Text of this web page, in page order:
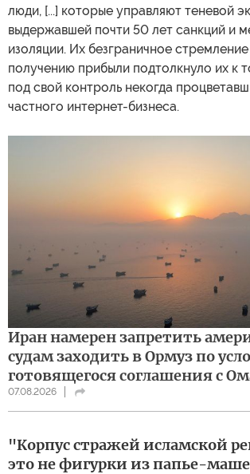
люди, [...] которые управляют теневой
выдержавшей почти 50 лет санкций и
изоляции. Их безграничное
получению прибыли подтолкнуло их к
под свой контроль некогда
частного интернет-бизнеса.
Иран намерен запретить
судам заходить в Ормуз по
готовящегося соглашения с
07.08.2026
"Корпус стражей исламской
это не фигурки из папье-